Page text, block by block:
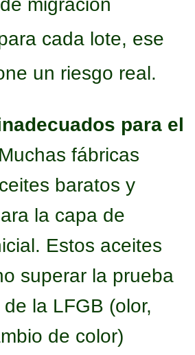
migración
cada lote, ese
un riesgo real.
para el
Muchas fábricas
baratos y
la capa de
Estos aceites
superar la prueba
la LFGB (olor,
de color)